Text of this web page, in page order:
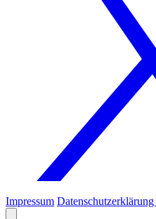
Impressum Datenschutzerklärung